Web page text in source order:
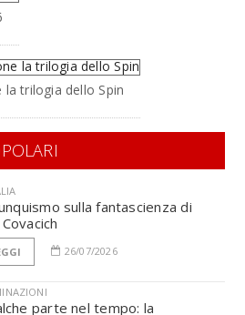
la trilogia dello Spin
sulla fantascienza di
26/07/2026
parte nel tempo: la